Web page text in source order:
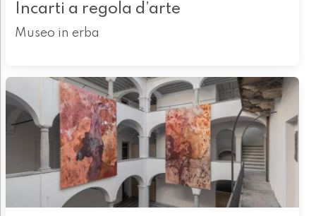
Incarti a regola d’arte
Museo in erba